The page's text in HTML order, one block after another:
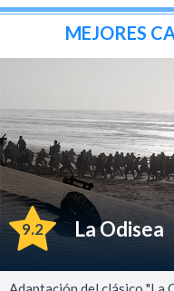
MEJORES
9.2 La Odisea